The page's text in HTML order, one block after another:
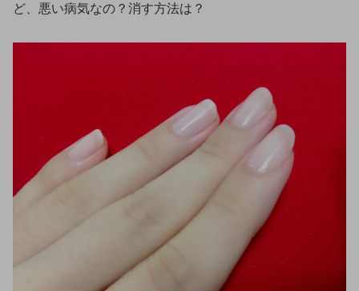
ど、悪い病気なの？消す方法は？